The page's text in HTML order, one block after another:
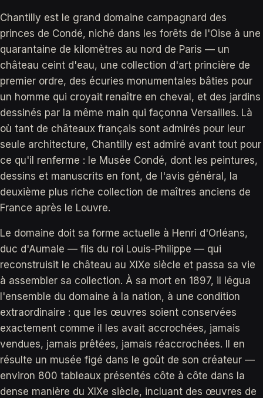
Chantilly est le grand domaine campagnard des
princes de Condé, niché dans les forêts de l'Oise à une
quarantaine de kilomètres au nord de Paris — un
château ceint d'eau, une collection d'art princière de
premier ordre, des écuries monumentales bâties pour
un homme qui croyait renaître en cheval, et des jardins
dessinés par la même main qui façonna Versailles. Là
où tant de châteaux français sont admirés pour leur
seule architecture, Chantilly est admiré avant tout pour
ce qu'il renferme : le Musée Condé, dont les peintures,
dessins et manuscrits en font, de l'avis général, la
deuxième plus riche collection de maîtres anciens de
France après le Louvre.
Le domaine doit sa forme actuelle à Henri d'Orléans,
duc d'Aumale — fils du roi Louis-Philippe — qui
reconstruisit le château au XIXe siècle et passa sa vie
à assembler sa collection. À sa mort en 1897, il légua
l'ensemble du domaine à la nation, à une condition
extraordinaire : que les œuvres soient conservées
exactement comme il les avait accrochées, jamais
vendues, jamais prêtées, jamais réaccrochées. Il en
résulte un musée figé dans le goût de son créateur —
environ 800 tableaux présentés côte à côte dans la
dense manière du XIXe siècle, incluant des œuvres de